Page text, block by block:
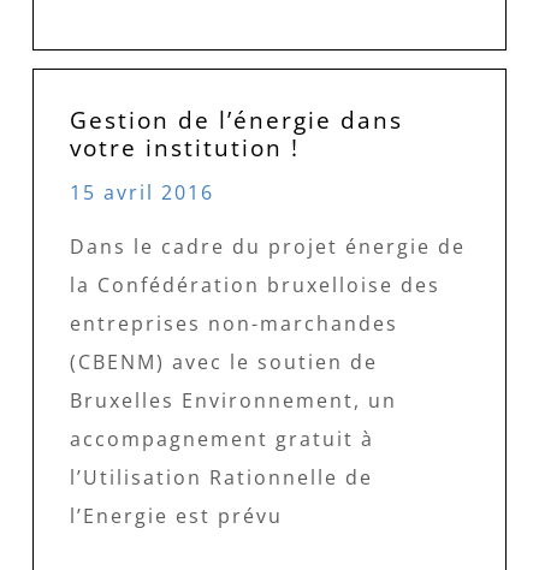
Gestion de l’énergie dans
votre institution !
15 avril 2016
Dans le cadre du projet énergie de
la Confédération bruxelloise des
entreprises non-marchandes
(CBENM) avec le soutien de
Bruxelles Environnement, un
accompagnement gratuit à
l’Utilisation Rationnelle de
l’Energie est prévu